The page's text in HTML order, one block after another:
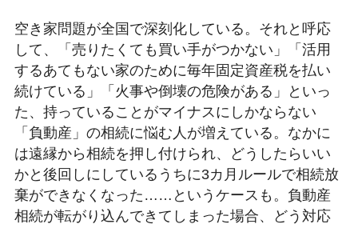
空き家問題が全国で深刻化している。それと呼応
して、「売りたくても買い手がつかない」「活用
するあてもない家のために毎年固定資産税を払い
続けている」「火事や倒壊の危険がある」といっ
た、持っていることがマイナスにしかならない
「負動産」の相続に悩む人が増えている。なかに
は遠縁から相続を押し付けられ、どうしたらいい
かと後回しにしているうちに3カ月ルールで相続放
棄ができなくなった……というケースも。負動産
相続が転がり込んできてしまった場合、どう対応